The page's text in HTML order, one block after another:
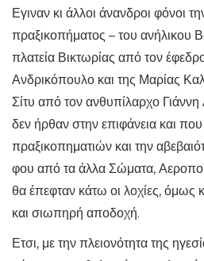
Εγιναν κι άλλοι άνανδροι φόνοι
πραξικοπήματος – του ανήλικου
πλατεία Βικτωρίας από τον
Ανδρικόπουλο και της Μαρίας
Σίτυ από τον ανθυπίλαρχο
δεν ήρθαν στην επιφάνεια και
πραξικοπηματιών και την
φου από τα άλλα Σώματα,
θα έπεφταν κάτω οι λοχίες, όμως
και σιωπηρή αποδοχή.
Ετσι, με την πλειονότητα της